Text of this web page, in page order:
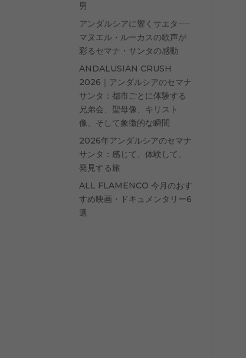
男
アンダルシアに響くサエタ──
マヌエル・ルーカスの歌声が
彩るセマナ・サンタの感動
ANDALUSIAN CRUSH
2026｜アンダルシアのセマナ
サンタ：都市ごとに体験する
兄弟会、聖母像、キリスト
像、そして象徴的な瞬間
2026年アンダルシアのセマナ
サンタ：感じて、体験して、
発見する旅
ALL FLAMENCO 今月のおす
すめ映画・ドキュメンタリー6
選